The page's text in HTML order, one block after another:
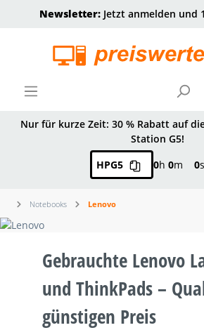
springen
Newsletter:Jetzt anmelden und
Nur für kurze Zeit: 30 % Rabatt auf
Station G5!
HPG5
0h 0m 0s
Notebooks Lenovo
Gebrauchte Lenovo
und ThinkPads –
günstigen Preis